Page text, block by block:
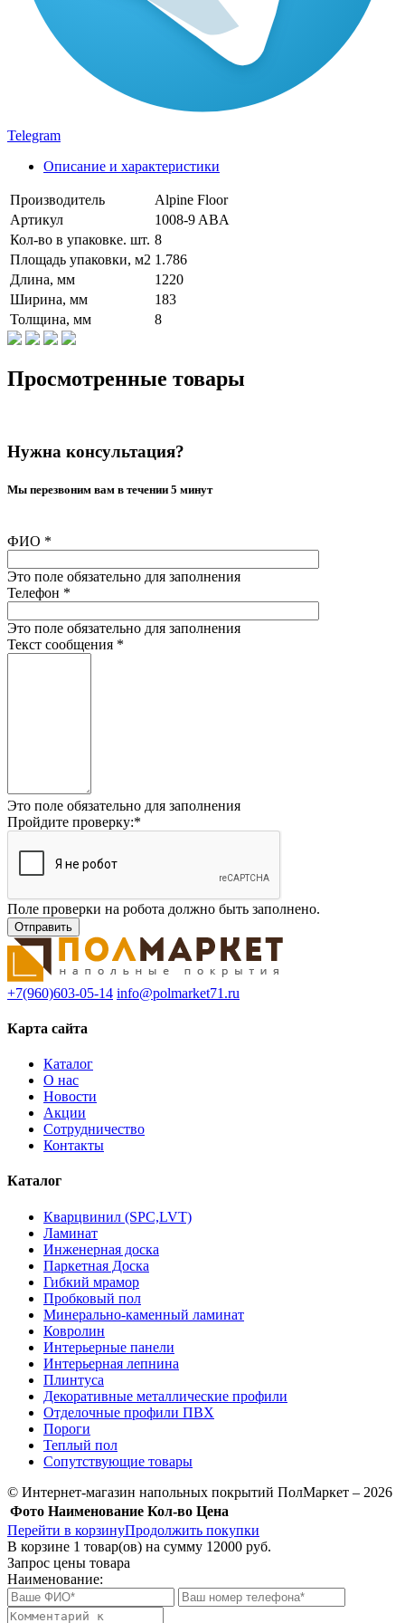
Telegram
Описание и характеристики
Производитель
Alpine Floor
Артикул
1008-9 ABA
Кол-во в упаковке. шт. 8
Площадь упаковки, м2 1.786
Длина, мм
1220
Ширина, мм
183
Толщина, мм
8
Просмотренные товары
Нужна консультация?
Мы перезвоним вам в течении 5 минут
ФИО *
Это поле обязательно для заполнения
Телефон *
Это поле обязательно для заполнения
Текст сообщения *
Это поле обязательно для заполнения
Пройдите проверку:*
Поле проверки на робота должно быть заполнено.
+7(960)603-05-14 info@polmarket71.ru
Карта сайта
Каталог
О нас
Новости
Акции
Сотрудничество
Контакты
Каталог
Кварцвинил (SPC,LVT)
Ламинат
Инженерная доска
Паркетная Доска
Гибкий мрамор
Пробковый пол
Минерально-каменный ламинат
Ковролин
Интерьерные панели
Интерьерная лепнина
Плинтуса
Декоративные металлические профили
Отделочные профили ПВХ
Пороги
Теплый пол
Сопутствующие товары
© Интернет-магазин напольных покрытий ПолМаркет – 2026
Фото Наименование Кол-во Цена
Перейти в корзинуПродолжить покупки
В корзине 1 товар(ов) на сумму 12000 руб.
Запрос цены товара
Наименование: